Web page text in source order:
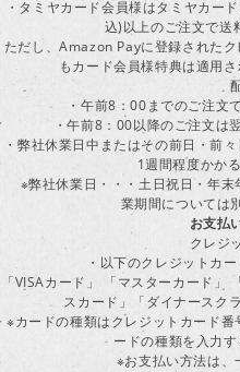
・タミヤカード会員様はタミヤカー
込)以上のご注文で送
ただし、Amazon Payに登録された
もカード会員様特典は適用
・午前8：00までのご注文
・午前8：00以降のご注文は
・弊社休業日中またはその前日・前
1週間程度かか
※弊社休業日・・・土日祝日・年末
業期間については
お支払
クレジ
・以下のクレジットカ
「VISAカード」 「マスターカード」
スカード」「ダイナースク
※カードの種類はクレジットカード
ードの種類を入力す
※お支払い方法は、